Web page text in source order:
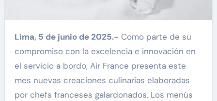
Lima, 5 de junio de 2025.- Como parte de su
compromiso con la excelencia e innovación en
el servicio a bordo, Air France presenta este
mes nuevas creaciones culinarias elaboradas
por chefs franceses galardonados. Los menús